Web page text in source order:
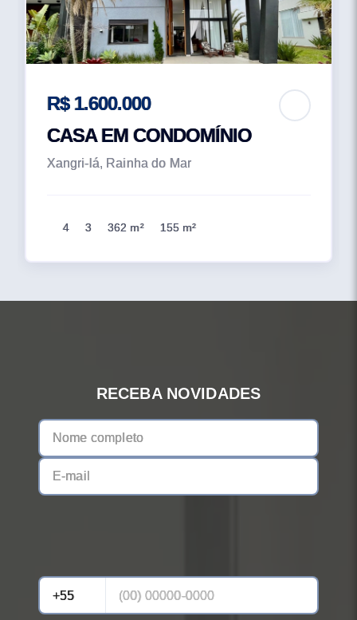
R$ 1.600.000
CASA EM CONDOMÍNIO
Xangri-lá, Rainha do Mar
4 3 362 m² 155 m²
RECEBA NOVIDADES